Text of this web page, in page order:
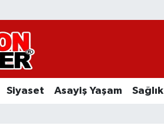
Siyaset Asayiş Yaşam Sağlık